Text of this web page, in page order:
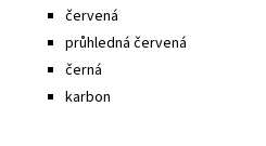
červená
průhledná červená
černá
karbon